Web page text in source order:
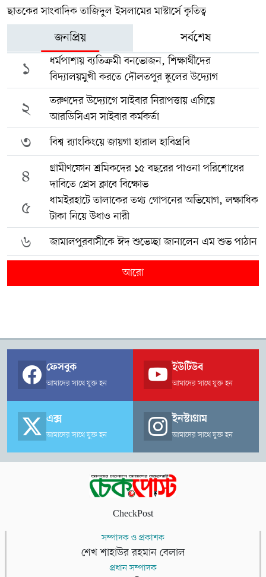
ছাতকের সাংবাদিক তাজিদুল ইসলামের মাস্টার্সে কৃতিত্ব
জনপ্রিয় সর্বশেষ
১
ধর্মপাশায় ব্যতিক্রমী বনভোজন, শিক্ষার্থীদের
বিদ্যালয়মুখী করতে দৌলতপুর স্কুলের উদ্যোগ
২
তরুণদের উদ্যোগে সাইবার নিরাপত্তায় এগিয়ে
আরডিসিএস সাইবার কর্মকর্তা
৩ বিশ্ব র‍্যাংকিংয়ে জায়গা হারাল হাবিপ্রবি
৪
গ্রামীণফোন শ্রমিকদের ১৫ বছরের পাওনা পরিশোধের
দাবিতে প্রেস ক্লাবে বিক্ষোভ
৫
ধামইরহাটে তালাকের তথ্য গোপনের অভিযোগ, লক্ষাধিক
টাকা নিয়ে উধাও নারী
৬ জামালপুরবাসীকে ঈদ শুভেচ্ছা জানালেন এম শুভ পাঠান
আরো
ফেসবুক
আমাদের সাথে যুক্ত হন
ইউটিউব
আমাদের সাথে যুক্ত হন
এক্স
আমাদের সাথে যুক্ত হন
ইনস্টাগ্রাম
আমাদের সাথে যুক্ত হন
CheckPost
সম্পাদক ও প্রকাশক
শেখ শাহাউর রহমান বেলাল
প্রধান সম্পাদক